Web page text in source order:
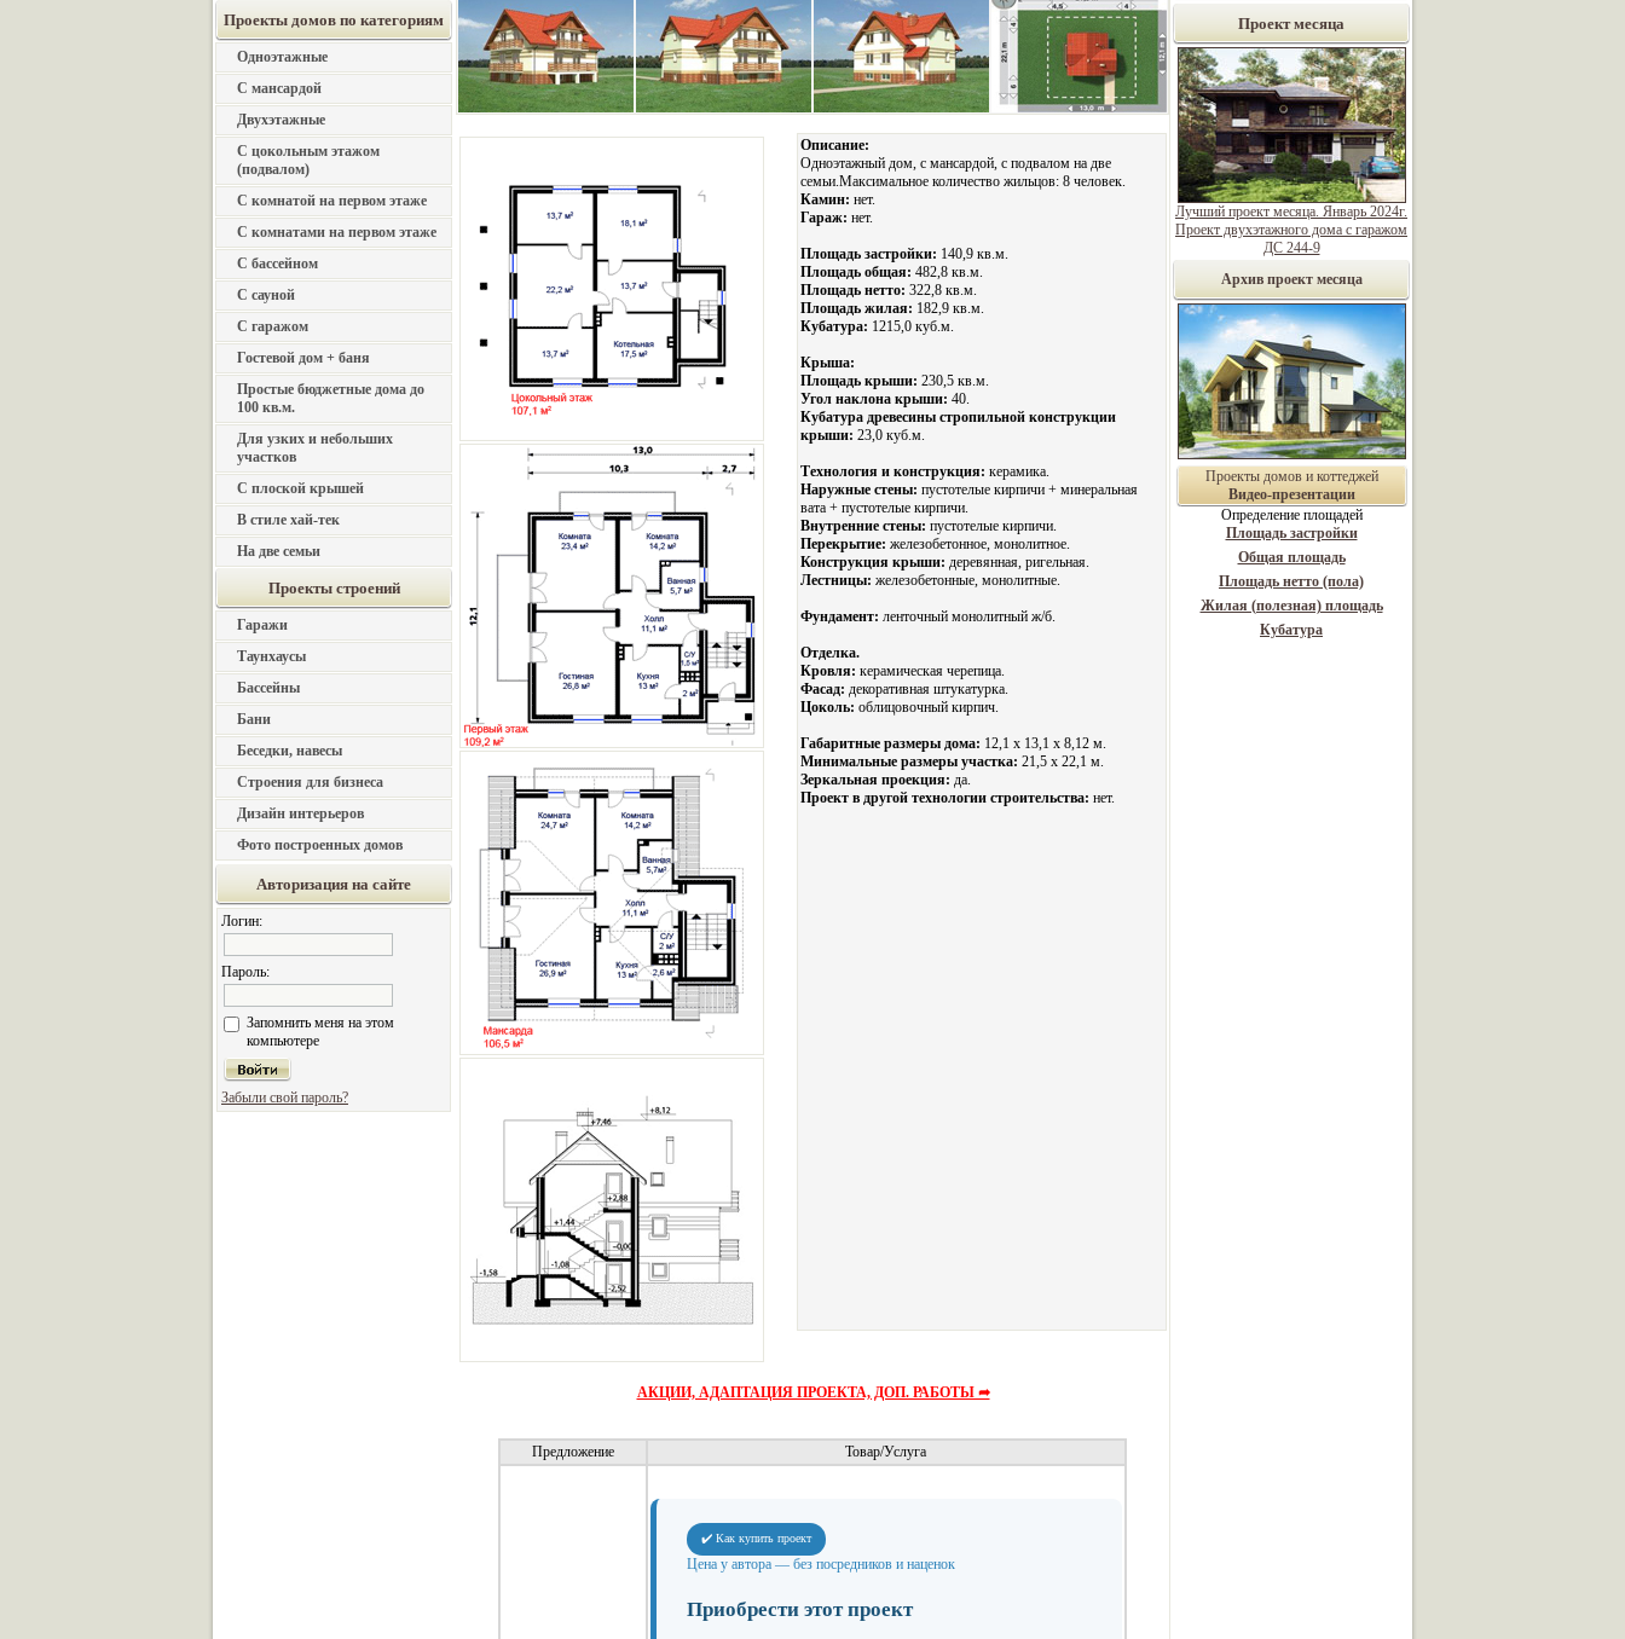
Проекты домов по категориям
Одноэтажные
С мансардой
Двухэтажные
С цокольным этажом
(подвалом)
С комнатой на первом этаже
С комнатами на первом этаже
С бассейном
С сауной
С гаражом
Гостевой дом + баня
Простые бюджетные дома до
100 кв.м.
Для узких и небольших
участков
С плоской крышей
В стиле хай-тек
На две семьи
Проекты строений
Гаражи
Таунхаусы
Бассейны
Бани
Беседки, навесы
Строения для бизнеса
Дизайн интерьеров
Фото построенных домов
Авторизация на сайте
Логин:
Пароль:
Запомнить меня на этом
компьютере
Забыли свой пароль?
Описание:
Одноэтажный дом, с мансардой, с подвалом на две
семьи.Максимальное количество жильцов: 8 человек.
Камин: нет.
Гараж: нет.
Площадь застройки: 140,9 кв.м.
Площадь общая: 482,8 кв.м.
Площадь нетто: 322,8 кв.м.
Площадь жилая: 182,9 кв.м.
Кубатура: 1215,0 куб.м.
Крыша:
Площадь крыши: 230,5 кв.м.
Угол наклона крыши: 40.
Кубатура древесины стропильной конструкции
крыши: 23,0 куб.м.
Технология и конструкция: керамика.
Наружные стены: пустотелые кирпичи + минеральная
вата + пустотелые кирпичи.
Внутренние стены: пустотелые кирпичи.
Перекрытие: железобетонное, монолитное.
Конструкция крыши: деревянная, ригельная.
Лестницы: железобетонные, монолитные.
Фундамент: ленточный монолитный ж/б.
Отделка.
Кровля: керамическая черепица.
Фасад: декоративная штукатурка.
Цоколь: облицовочный кирпич.
Габаритные размеры дома: 12,1 х 13,1 х 8,12 м.
Минимальные размеры участка: 21,5 x 22,1 м.
Зеркальная проекция: да.
Проект в другой технологии строительства: нет.
АКЦИИ, АДАПТАЦИЯ ПРОЕКТА, ДОП. РАБОТЫ ➦
Предложение Товар/Услуга
✔️ Как купить проект
Цена у автора — без посредников и наценок
Приобрести этот проект
Проект месяца
Лучший проект месяца. Январь 2024г.
Проект двухэтажного дома с гаражом
ДС 244-9
Архив проект месяца
Проекты домов и коттеджей
Видео-презентации
Определение площадей
Площадь застройки
Общая площадь
Площадь нетто (пола)
Жилая (полезная) площадь
Кубатура